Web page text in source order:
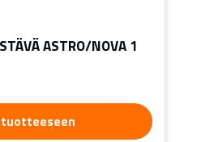
ASTRO/NOVA 1